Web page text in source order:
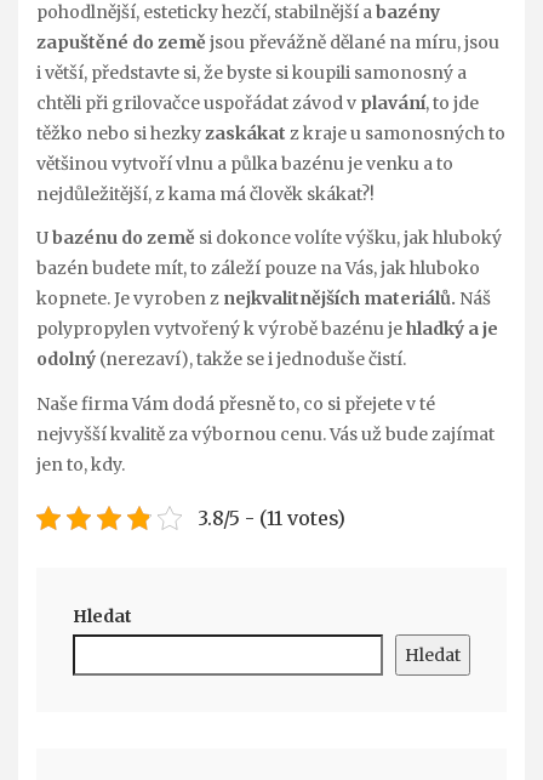
pohodlnější, esteticky hezčí, stabilnější abazény
zapuštěné do země jsou převážně dělané na míru, jsou
i větší, představte si, že byste si koupili samonosný a
chtěli při grilovačce uspořádat závod v plavání, to jde
těžko nebo si hezkyzaskákat z kraje u samonosných to
většinou vytvoří vlnu a půlka bazénu je venku a to
nejdůležitější, z kama má člověk skákat?!
Ubazénu do země si dokonce volíte výšku, jak hluboký
bazén budete mít, to záleží pouze na Vás, jak hluboko
kopnete. Je vyroben z nejkvalitnějších materiálů. Náš
polypropylen vytvořený k výrobě bazénu jehladký a je
odolný (nerezaví), takže se i jednoduše čistí.
Naše firma Vám dodá přesně to, co si přejete v té
nejvyšší kvalitě za výbornou cenu. Vás už bude zajímat
jen to, kdy.
3.8/5 - (11 votes)
Hledat
Hledat